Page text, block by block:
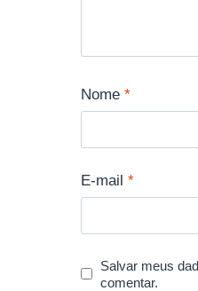
Nome*
E-mail*
Salvar meus
comentar.